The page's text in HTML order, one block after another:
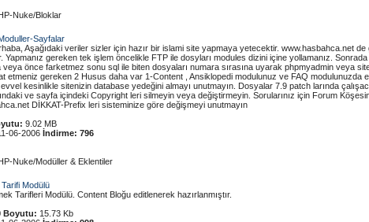
Nuke/Bloklar
Sayfalar
Aşağıdaki veriler sizler için hazır bir islami site yapmaya yetecektir. www.hasbahca.net
Yapmanız gereken tek işlem öncelikle FTP ile dosyları modules dizini içine yollamanız.
veya önce farketmez sonu sql ile biten dosyaları numara sırasına uyarak phpmyadmin veya
etmeniz gereken 2 Husus daha var 1-Content , Ansiklopedi modulunuz ve FAQ modulunuzda
kesinlikle sitenizin database yedeğini almayı unutmayın. Dosyalar 7.9 patch larında
ve sayfa içindeki Copyright leri silmeyin veya değiştirmeyin. Sorularınız için Forum
DİKKAT-Prefix leri sisteminize göre değişmeyi unutmayın
9.02 MB
06-2006 İndirme: 796
Nuke/Modüller & Eklentiler
Modülü
Tarifleri Modülü. Content Bloğu editlenerek hazırlanmıştır.
Boyutu: 15.73 Kb